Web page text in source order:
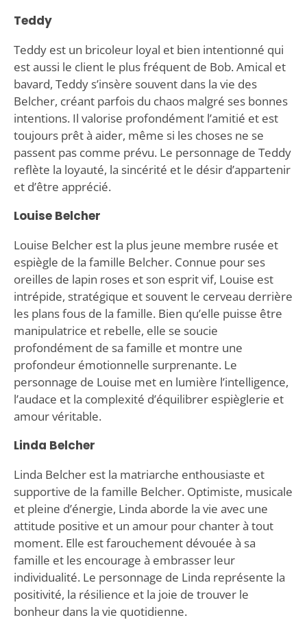
Teddy
Teddy est un bricoleur loyal et bien intentionné qui
est aussi le client le plus fréquent de Bob. Amical et
bavard, Teddy s’insère souvent dans la vie des
Belcher, créant parfois du chaos malgré ses bonnes
intentions. Il valorise profondément l’amitié et est
toujours prêt à aider, même si les choses ne se
passent pas comme prévu. Le personnage de Teddy
reflète la loyauté, la sincérité et le désir d’appartenir
et d’être apprécié.
Louise Belcher
Louise Belcher est la plus jeune membre rusée et
espiègle de la famille Belcher. Connue pour ses
oreilles de lapin roses et son esprit vif, Louise est
intrépide, stratégique et souvent le cerveau derrière
les plans fous de la famille. Bien qu’elle puisse être
manipulatrice et rebelle, elle se soucie
profondément de sa famille et montre une
profondeur émotionnelle surprenante. Le
personnage de Louise met en lumière l’intelligence,
l’audace et la complexité d’équilibrer espièglerie et
amour véritable.
Linda Belcher
Linda Belcher est la matriarche enthousiaste et
supportive de la famille Belcher. Optimiste, musicale
et pleine d’énergie, Linda aborde la vie avec une
attitude positive et un amour pour chanter à tout
moment. Elle est farouchement dévouée à sa
famille et les encourage à embrasser leur
individualité. Le personnage de Linda représente la
positivité, la résilience et la joie de trouver le
bonheur dans la vie quotidienne.